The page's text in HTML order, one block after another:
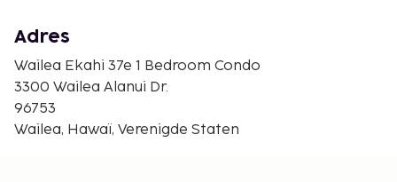
Ulua Beach Park - 2,5 km
Mokapu Beach - 2,6 km
Kamaole Beach Park - 2,9 km
Charley Young Beach - 3,1 km
Polo Beach - 3,7 km
Adres
Wailea Ekahi 37e 1 Bedroom Condo
3300 Wailea Alanui Dr.
96753
Wailea, Hawaï, Verenigde Staten